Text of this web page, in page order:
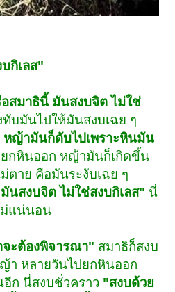
กิเลส"
อสมาธินี้ มันสงบจิต ไม่ใช่
ทับมันไปให้มันสงบเฉย ๆ
ญ้ามันก็ดับไปเพราะหินมัน
ยกหินออก หญ้ามันก็เกิดขึ้น
ตาย คือมันระงับเฉย ๆ
นสงบจิต ไม่ใช่สงบกิเลส" นี่
ม่แน่นอน
จะต้องพิจารณา" สมาธิก็สงบ
หลายวันไปยกหินออก
ก นี่สงบชั่วคราว "สงบด้วย